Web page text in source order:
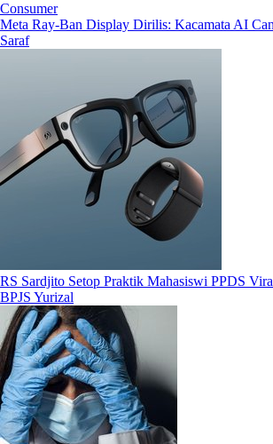
Consumer
Meta Ray-Ban Display Dirilis: Kacamata AI
Saraf
RS Sardjito Setop Praktik Mahasiswi PPDS
BPJS Yurizal